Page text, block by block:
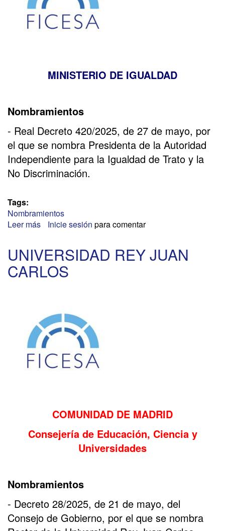
MINISTERIO DE IGUALDAD
Nombramientos
- Real Decreto 420/2025, de 27 de mayo, por
el que se nombra Presidenta de la Autoridad
Independiente para la Igualdad de Trato y la
No Discriminación.
Tags:
Nombramientos
Leer más sobre
TRATO
Y
NO
Inicie sesión para comentar
UNIVERSIDAD REY JUAN
CARLOS
COMUNIDAD DE MADRID
Consejería de Educación, Ciencia y
Universidades
Nombramientos
- Decreto 28/2025, de 21 de mayo, del
Consejo de Gobierno, por el que se nombra